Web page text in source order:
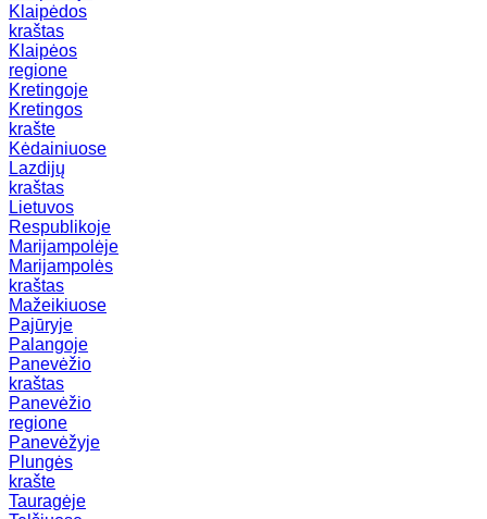
Klaipėdos
kraštas
Klaipėos
regione
Kretingoje
Kretingos
krašte
Kėdainiuose
Lazdijų
kraštas
Lietuvos
Respublikoje
Marijampolėje
Marijampolės
kraštas
Mažeikiuose
Pajūryje
Palangoje
Panevėžio
kraštas
Panevėžio
regione
Panevėžyje
Plungės
krašte
Tauragėje